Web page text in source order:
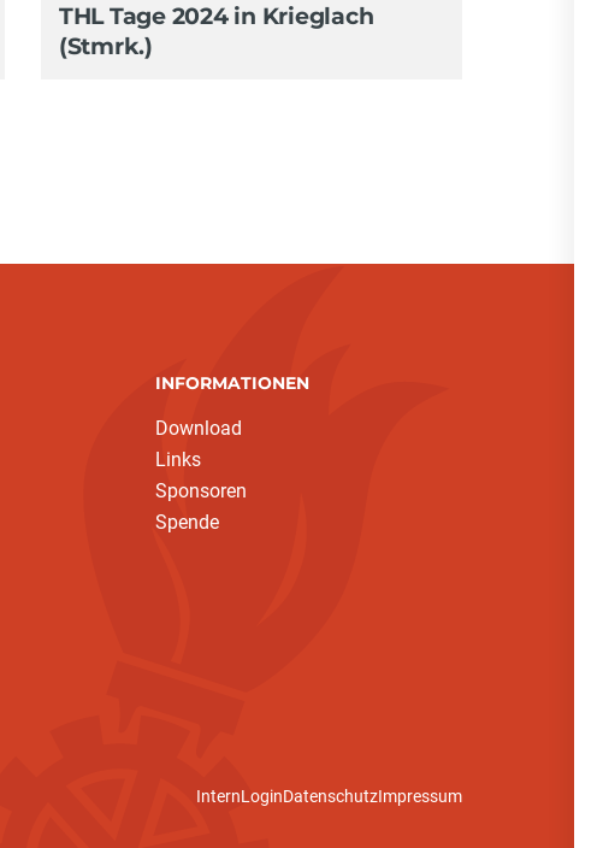
THL Tage 2024 in Krieglach
(Stmrk.)
INFORMATIONEN
Download
Links
Sponsoren
Spende
InternLoginDatenschutzImpressum